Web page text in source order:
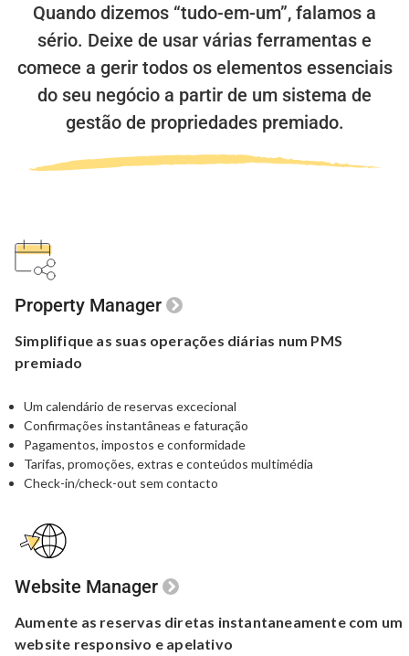
Quando dizemos “tudo-em-um”, falamos a
sério. Deixe de usar várias ferramentas e
comece a gerir todos os elementos essenciais
do seu negócio a partir de um sistema de
gestão de propriedades premiado.
Property Manager
Simplifique as suas operações diárias num PMS
premiado
Um calendário de reservas excecional
Confirmações instantâneas e faturação
Pagamentos, impostos e conformidade
Tarifas, promoções, extras e conteúdos multimédia
Check-in/check-out sem contacto
Website Manager
Aumente as reservas diretas instantaneamente com um
website responsivo e apelativo